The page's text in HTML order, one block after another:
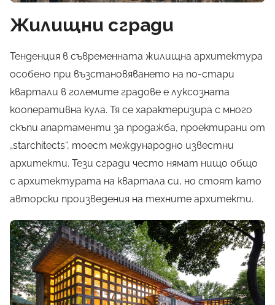
Жилищни сгради
Тенденция в съвременната жилищна архитектура
особено при възстановяването на по-стари
квартали в големите градове е луксозната
кооперативна кула. Тя се характеризира с много
скъпи апартаменти за продажба, проектирани от
„starchitects“, тоест международно известни
архитекти. Тези сгради често нямат нищо общо
с архитектурата на квартала си, но стоят като
авторски произведения на техните архитекти.